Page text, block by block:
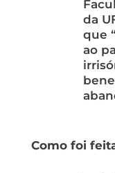
da
que
ao
Como foi